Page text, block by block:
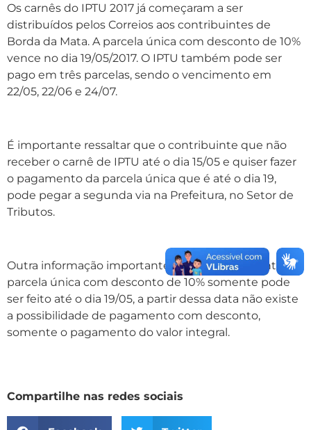
Os carnês do IPTU 2017 já começaram a ser
distribuídos pelos Correios aos contribuintes de
Borda da Mata. A parcela única com desconto de 10%
vence no dia 19/05/2017. O IPTU também pode ser
pago em três parcelas, sendo o vencimento em
22/05, 22/06 e 24/07.
É importante ressaltar que o contribuinte que não
receber o carnê de IPTU até o dia 15/05 e quiser fazer
o pagamento da parcela única que é até o dia 19,
pode pegar a segunda via na Prefeitura, no Setor de
Tributos.
Outra informação importante é que o pagamento da
parcela única com desconto de 10% somente pode
ser feito até o dia 19/05, a partir dessa data não existe
a possibilidade de pagamento com desconto,
somente o pagamento do valor integral.
Compartilhe nas redes sociais